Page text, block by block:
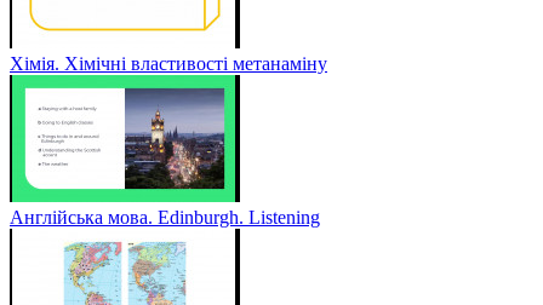
Хімія. Хімічні властивості метанаміну
Англійська мова. Edinburgh. Listening